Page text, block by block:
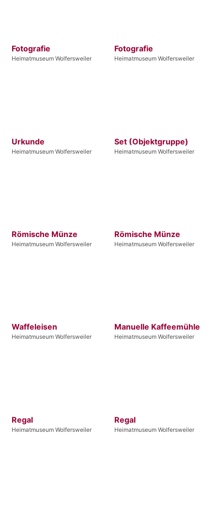
Fotografie
Heimatmuseum Wolfersweiler
Fotografie
Heimatmuseum Wolfersweiler
Urkunde
Heimatmuseum Wolfersweiler
Set (Objektgruppe)
Heimatmuseum Wolfersweiler
Römische Münze
Heimatmuseum Wolfersweiler
Römische Münze
Heimatmuseum Wolfersweiler
Waffeleisen
Heimatmuseum Wolfersweiler
Manuelle Kaffeemühle
Heimatmuseum Wolfersweiler
Regal
Heimatmuseum Wolfersweiler
Regal
Heimatmuseum Wolfersweiler